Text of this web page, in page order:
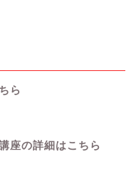
ら
座の詳細はこちら